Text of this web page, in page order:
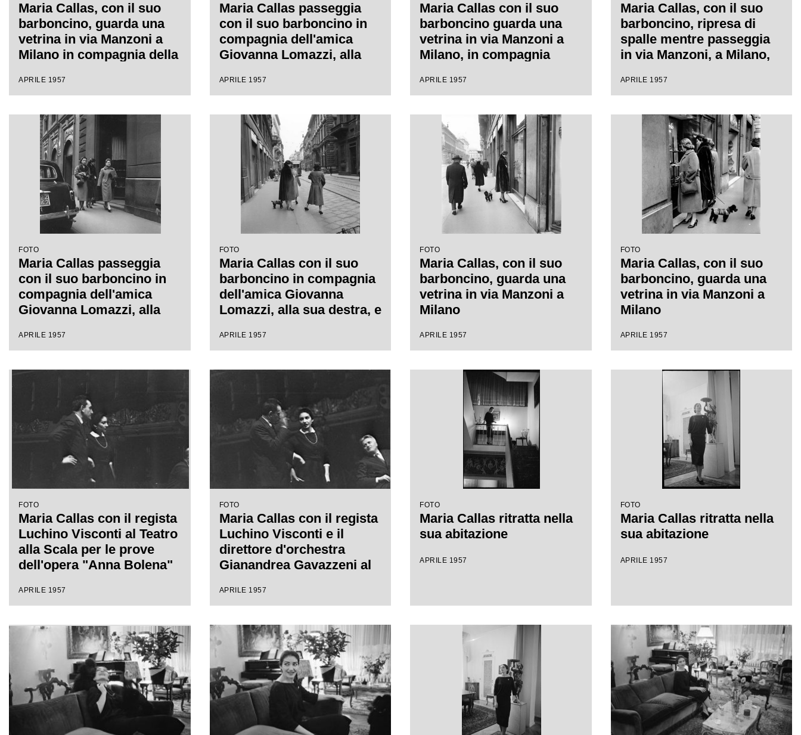
Maria Callas, con il suo
barboncino, guarda una
vetrina in via Manzoni a
Milano in compagnia della
APRILE 1957
Maria Callas passeggia
con il suo barboncino in
compagnia dell'amica
Giovanna Lomazzi, alla
segretaria, in via Manzoni
APRILE 1957
Maria Callas con il suo
barboncino guarda una
vetrina in via Manzoni a
Milano, in compagnia
APRILE 1957
Maria Callas, con il suo
barboncino, ripresa di
spalle mentre passeggia
in via Manzoni, a Milano,
Lomazzi
APRILE 1957
FOTO
Maria Callas passeggia
con il suo barboncino in
compagnia dell'amica
Giovanna Lomazzi, alla
segretaria, in via Manzoni
APRILE 1957
FOTO
Maria Callas con il suo
barboncino in compagnia
dell'amica Giovanna
Lomazzi, alla sua destra, e
Manzoni a Milano
APRILE 1957
FOTO
Maria Callas, con il suo
barboncino, guarda una
vetrina in via Manzoni a
Milano
APRILE 1957
FOTO
Maria Callas, con il suo
barboncino, guarda una
vetrina in via Manzoni a
Milano
APRILE 1957
FOTO
Maria Callas con il regista
Luchino Visconti al Teatro
alla Scala per le prove
dell'opera "Anna Bolena"
APRILE 1957
FOTO
Maria Callas con il regista
Luchino Visconti e il
direttore d'orchestra
Gianandrea Gavazzeni al
prove dell'opera "Anna
APRILE 1957
FOTO
Maria Callas ritratta nella
sua abitazione
APRILE 1957
FOTO
Maria Callas ritratta nella
sua abitazione
APRILE 1957